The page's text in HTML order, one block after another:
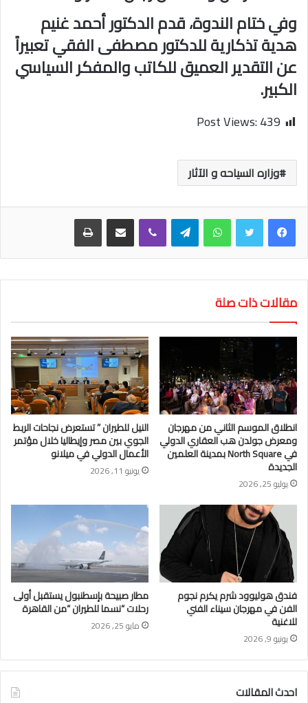
وفي ختام الندوة، قدم الدكتور أحمد غنيم
هدية تذكارية للدكتور مصطفى الفقي تعبيراً
عن التقدير العميق للكاتب والمفكر السياسي
الكبير.
Post Views:439
وزاره السياحه و الآثار
واتساب تيلقرام
مقالات ذات صلة
انطلاق الموسم الثاني من مهرجان
ومعرض جولدن هب العقاري الدولي
في North Square بمدينة العلمين
الجديدة
يوليو 25, 2026
النيل للطيران ” تستعرض نجاحات الربط
الجوي بين مصر وإيطاليا خلال مؤتمر
الأعمال الدولي في ميلانو
يونيو 11, 2026
فندق هوليوود شرم يكرم نجوم
الفن في مهرجان سيناء الفني
للاغنية
يونيو 9, 2026
مطار صبيحة بإسطنبول يستقبل أولى
رحلات “نسما للطيران “من القاهرة
مايو 25, 2026
احدث المقالات